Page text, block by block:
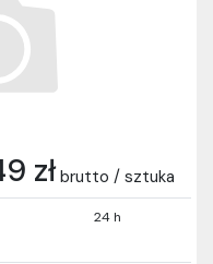
złbrutto / sztuka
24 h